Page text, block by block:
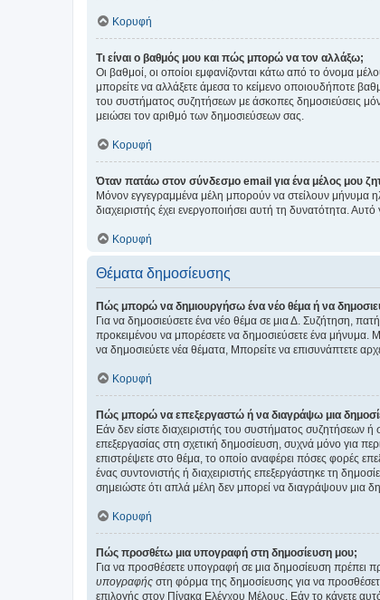
Κορυφή
Τι είναι ο βαθμός μου και πώς μπορώ να τον αλλάξω;
Οι βαθμοί, οι οποίοι εμφανίζονται κάτω από το όνομα
μπορείτε να αλλάξετε άμεσα το κείμενο οποιουδήποτε
του συστήματος συζητήσεων με άσκοπες δημοσιεύσεις
μειώσει τον αριθμό των δημοσιεύσεων σας.
Κορυφή
Όταν πατάω στον σύνδεσμο email για ένα μέλος μου
Μόνον εγγεγραμμένα μέλη μπορούν να στείλουν μήνυμα
διαχειριστής έχει ενεργοποιήσει αυτή τη δυνατότητα.
Κορυφή
Θέματα δημοσίευσης
Πώς μπορώ να δημιουργήσω ένα νέο θέμα ή να
Για να δημοσιεύσετε ένα νέο θέμα σε μια Δ. Συζήτηση,
προκειμένου να μπορέσετε να δημοσιεύσετε ένα μήνυμα.
να δημοσιεύετε νέα θέματα, Μπορείτε να επισυνάπτετε
Κορυφή
Πώς μπορώ να επεξεργαστώ ή να διαγράψω μια
Εάν δεν είστε διαχειριστής του συστήματος συζητήσεων
επεξεργασίας στη σχετική δημοσίευση, συχνά μόνο για
επιστρέψετε στο θέμα, το οποίο αναφέρει πόσες φορές
ένας συντονιστής ή διαχειριστής επεξεργάστηκε τη
σημειώστε ότι απλά μέλη δεν μπορεί να διαγράψουν μια
Κορυφή
Πώς προσθέτω μια υπογραφή στη δημοσίευση μου;
Για να προσθέσετε υπογραφή σε μια δημοσίευση πρέπει
υπογραφής στη φόρμα της δημοσίευσης για να
επιλογής στον Πίνακα Ελέγχου Μέλους. Εάν το κάνετε